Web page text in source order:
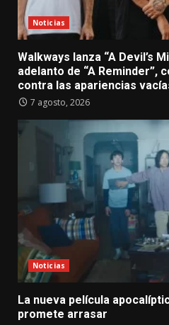
Noticias
Walkways lanza “A Devil’s
adelanto de “A Reminder”,
contra las apariencias
7 agosto, 2026
Noticias
La nueva película
promete arrasar